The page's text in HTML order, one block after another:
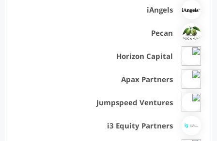
iAngels
Pecan
Horizon Capital
Apax Partners
Jumpspeed Ventures
i3 Equity Partners